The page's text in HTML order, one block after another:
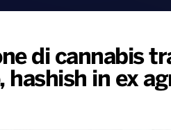
di cannabis
hashish in ex